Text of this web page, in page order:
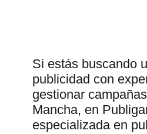
Si estás buscando
publicidad con
gestionar
Mancha, en
especializada en